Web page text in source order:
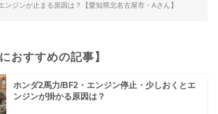
ンジンが止まる原因は？【愛知県北名古屋市・Aさん】
おすすめの記事】
ホンダ2馬力/BF2・エンジン停止・少しおくとエ
ンジンが掛かる原因は？